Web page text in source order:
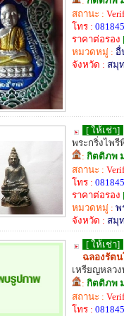
สถานะ :
โทร :
ราคาต่อรอง
หมวดหมู่ : อื่
จังหวัด : สมุ
[ ให้เช่า]
พระกริ่งไพรี
: กิตติภพ
สถานะ :
โทร :
ราคาต่อรอง
หมวดหมู่ : พ
จังหวัด : สมุ
[ ให้เช่า]
ฉลองรัตน
เหรียญหลว
: กิตติภพ
สถานะ :
โทร :